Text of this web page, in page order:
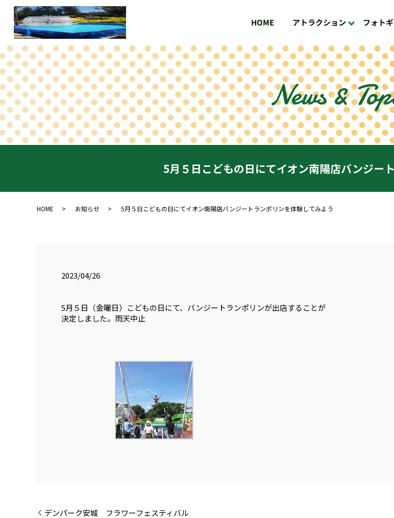
HOME アトラクション フォト
News &
5月５日こどもの日にてイオン南陽店バンジー
HOME お知らせ 5月５日こどもの日にてイオン南陽店バンジートランポリンを体験してみよう
2023/04/26
5月５日（金曜日）こどもの日にて、バンジートランポリンが出店することが
決定しました。雨天中止
デンパーク安城 フラワーフェスティバル